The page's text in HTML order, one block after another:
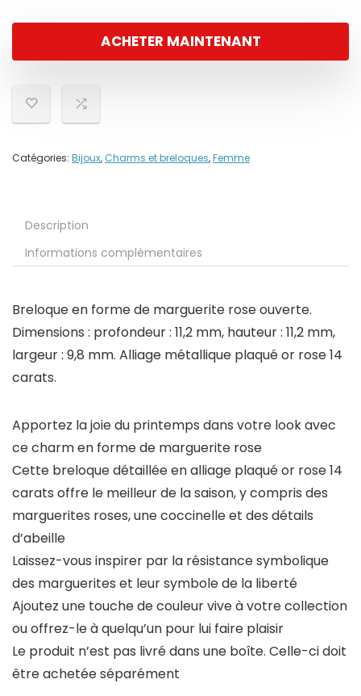
ACHETER MAINTENANT
Catégories: Bijoux, Charms et breloques,Femme
Description
Informations complémentaires
Breloque en forme de marguerite rose ouverte.
Dimensions : profondeur : 11,2 mm, hauteur : 11,2 mm,
largeur : 9,8 mm. Alliage métallique plaqué or rose 14
carats.
Apportez la joie du printemps dans votre look avec
ce charm en forme de marguerite rose
Cette breloque détaillée en alliage plaqué or rose 14
carats offre le meilleur de la saison, y compris des
marguerites roses, une coccinelle et des détails
d’abeille
Laissez-vous inspirer par la résistance symbolique
des marguerites et leur symbole de la liberté
Ajoutez une touche de couleur vive à votre collection
ou offrez-le à quelqu’un pour lui faire plaisir
Le produit n’est pas livré dans une boîte. Celle-ci doit
être achetée séparément